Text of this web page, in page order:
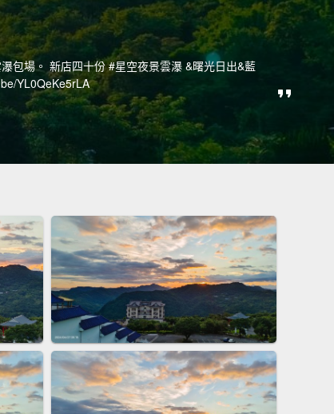
包場。 新店四十份 #星空夜景雲瀑 &曙光日出&藍
YL0QeKe5rLA